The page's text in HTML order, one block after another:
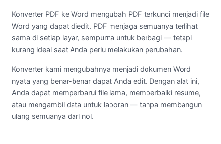
Konverter PDF ke Word mengubah PDF terkunci menjadi file
Word yang dapat diedit. PDF menjaga semuanya terlihat
sama di setiap layar, sempurna untuk berbagi — tetapi
kurang ideal saat Anda perlu melakukan perubahan.
Konverter kami mengubahnya menjadi dokumen Word
nyata yang benar-benar dapat Anda edit. Dengan alat ini,
Anda dapat memperbarui file lama, memperbaiki resume,
atau mengambil data untuk laporan — tanpa membangun
ulang semuanya dari nol.